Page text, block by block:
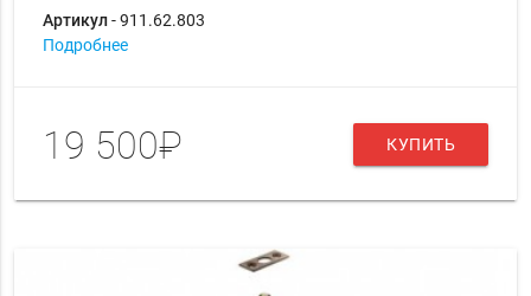
Артикул- 911.62.803
Подробнее
19 500₽ КУПИТЬ